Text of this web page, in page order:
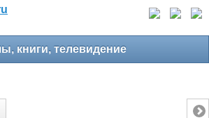
книги, телевидение